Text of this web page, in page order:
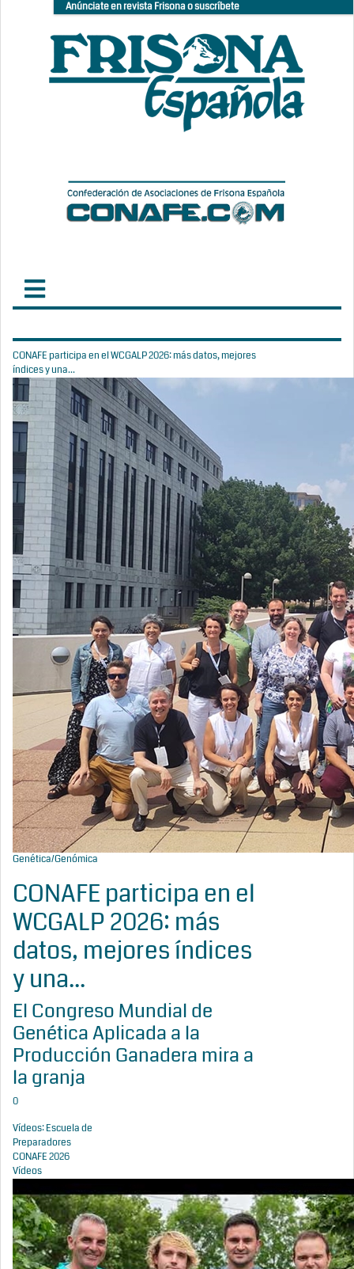
Anúnciate en revista Frisona o suscríbete
CONAFE participa en el WCGALP 2026: más datos, mejores
índices y una...
Genética/Genómica
CONAFE participa en el
WCGALP 2026: más
datos, mejores índices
y una...
El Congreso Mundial de
Genética Aplicada a la
Producción Ganadera mira a
la granja
0
Vídeos: Escuela de
Preparadores
CONAFE 2026
Vídeos